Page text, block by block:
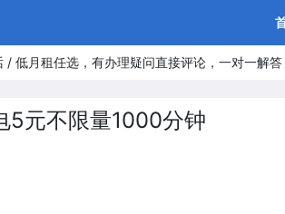
低月租任选，有办理疑问直接评论，一对一解
5元不限量1000分钟